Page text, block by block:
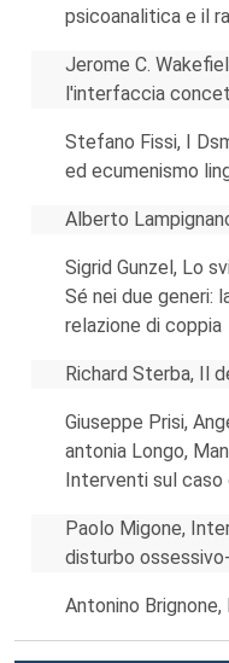
psicoanalitica e il
Jerome C.
l'interfaccia
Stefano Fissi, I
ed ecumenismo
Alberto
Sigrid Gunzel, Lo
Sé nei due generi:
relazione di coppia
Richard Sterba, Il
Giuseppe Prisi,
antonia Longo,
Interventi sul caso
Paolo Migone,
disturbo
Antonino